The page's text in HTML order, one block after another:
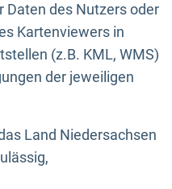
Daten des Nutzers oder
Kartenviewers in
(z.B. KML, WMS)
der jeweiligen
Land Niedersachsen